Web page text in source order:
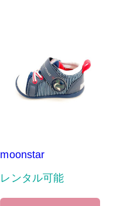
moonstar
レンタル可能